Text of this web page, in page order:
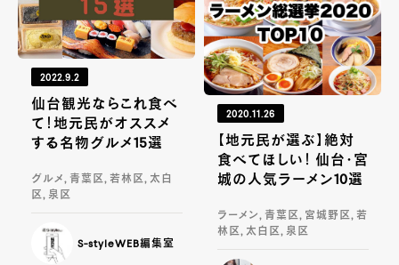
2022.9.2
仙台観光ならこれ食べ
て！地元民がオススメ
する名物グルメ15選
グルメ, 青葉区, 若林区, 太白
区, 泉区
S-styleWEB編集室
2020.11.26
【地元民が選ぶ】絶対
食べてほしい！ 仙台・宮
城の人気ラーメン10選
ラーメン, 青葉区, 宮城野区, 若
林区, 太白区, 泉区